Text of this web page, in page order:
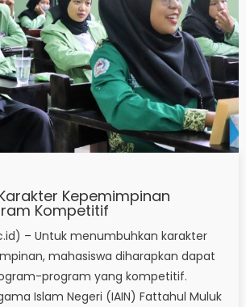
Kepemimpinan
Kompetitif
– Untuk menumbuhkan karakter
mahasiswa diharapkan dapat
program yang kompetitif.
Islam Negeri (IAIN) Fattahul Muluk